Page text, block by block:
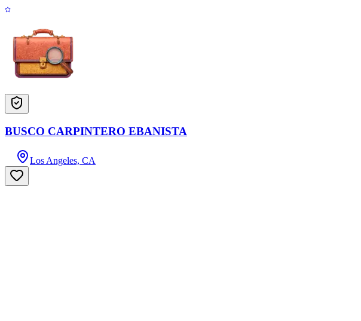
BUSCO CARPINTERO EBANISTA
Los Angeles, CA